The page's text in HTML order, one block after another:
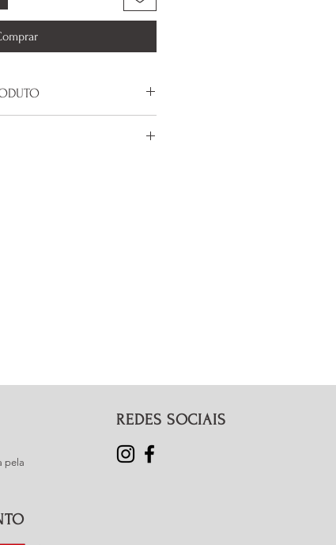
pela
REDES SOCIAIS